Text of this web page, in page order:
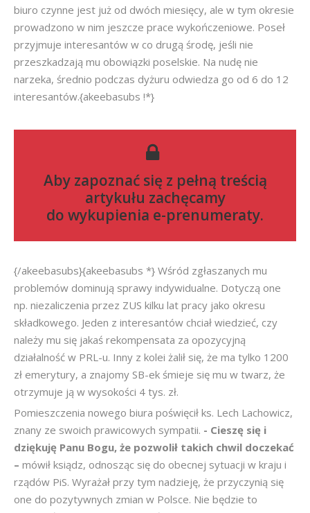
biuro czynne jest już od dwóch miesięcy, ale w tym okresie
prowadzono w nim jeszcze prace wykończeniowe. Poseł
przyjmuje interesantów w co drugą środę, jeśli nie
przeszkadzają mu obowiązki poselskie. Na nudę nie
narzeka, średnio podczas dyżuru odwiedza go od 6 do 12
interesantów.{akeebasubs !*}
Aby zapoznać się z pełną treścią
artykułu zachęcamy
do wykupienia e-prenumeraty.
{/akeebasubs}{akeebasubs *} Wśród zgłaszanych mu
problemów dominują sprawy indywidualne. Dotyczą one
np. niezaliczenia przez ZUS kilku lat pracy jako okresu
składkowego. Jeden z interesantów chciał wiedzieć, czy
należy mu się jakaś rekompensata za opozycyjną
działalność w PRL-u. Inny z kolei żalił się, że ma tylko 1200
zł emerytury, a znajomy SB-ek śmieje się mu w twarz, że
otrzymuje ją w wysokości 4 tys. zł.
Pomieszczenia nowego biura poświęcił ks. Lech Lachowicz,
znany ze swoich prawicowych sympatii. - Cieszę się i
dziękuję Panu Bogu, że pozwolił takich chwil doczekać
– mówił ksiądz, odnosząc się do obecnej sytuacji w kraju i
rządów PiS. Wyrażał przy tym nadzieję, że przyczynią się
one do pozytywnych zmian w Polsce. Nie będzie to